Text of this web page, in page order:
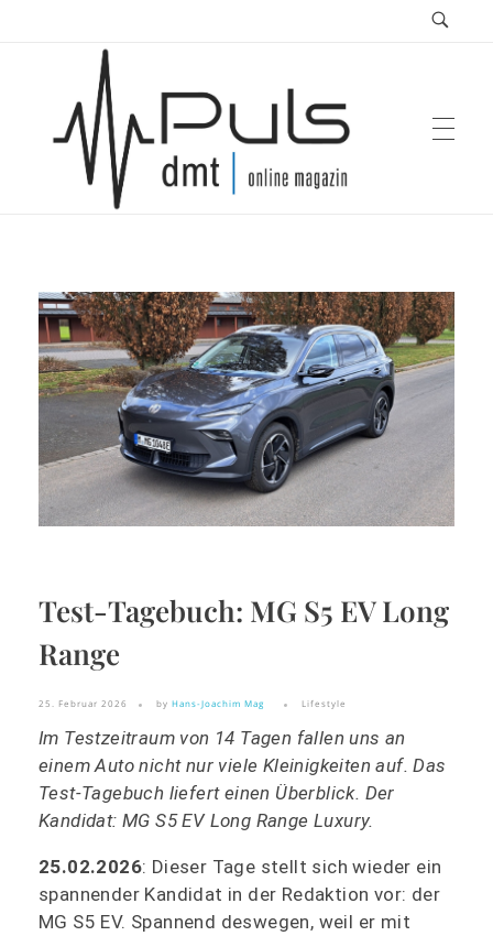
Puls Magazin
Zukunft der Mobilität
Test-Tagebuch: MG S5 EV Long
Range
25. Februar 2026 by Hans-Joachim Mag Lifestyle
Im Testzeitraum von 14 Tagen fallen uns an
einem Auto nicht nur viele Kleinigkeiten auf. Das
Test-Tagebuch liefert einen Überblick. Der
Kandidat: MG S5 EV Long Range Luxury.
25.02.2026: Dieser Tage stellt sich wieder ein
spannender Kandidat in der Redaktion vor: der
MG S5 EV. Spannend deswegen, weil er mit